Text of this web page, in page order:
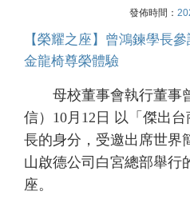
發佈時間：
【榮耀之座】曾鴻鍊學長
金龍椅尊榮體驗
母校董事會執行董事
信）10月12日 以「傑出
長的身分，受邀出席世界
山啟德公司白宮總部舉行
座。